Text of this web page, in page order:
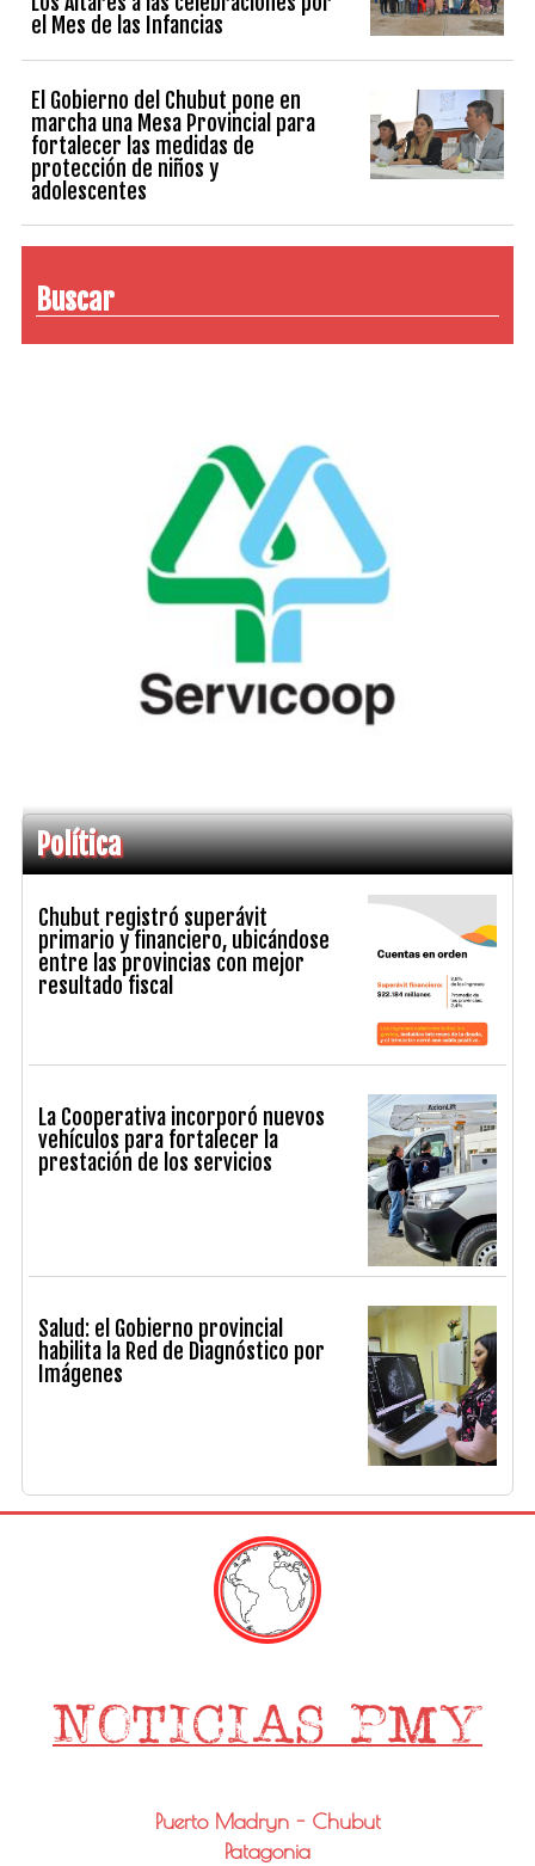
el Mes de las Infancias
El Gobierno del Chubut pone en
marcha una Mesa Provincial para
fortalecer las medidas de
protección de niños y
adolescentes
Buscar
Política
Chubut registró superávit
primario y financiero, ubicándose
entre las provincias con mejor
resultado fiscal
La Cooperativa incorporó nuevos
vehículos para fortalecer la
prestación de los servicios
Salud: el Gobierno provincial
habilita la Red de Diagnóstico por
Imágenes
Puerto Madryn - Chubut
Patagonia